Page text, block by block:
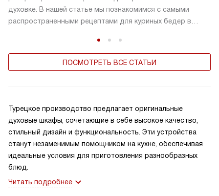
духовке. В нашей статье мы познакомимся с самыми
распространенными рецептами для куриных бедер в
ПОСМОТРЕТЬ ВСЕ СТАТЬИ
Турецкое производство предлагает оригинальные
духовые шкафы, сочетающие в себе высокое качество,
стильный дизайн и функциональность. Эти устройства
станут незаменимым помощником на кухне, обеспечивая
идеальные условия для приготовления разнообразных
блюд.
Читать подробнее